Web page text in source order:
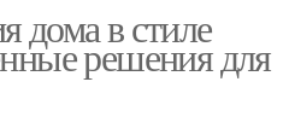
дома в стиле
решения для